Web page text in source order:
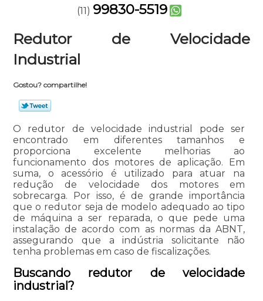
(11) 99830-5519
Redutor de Velocidade
Industrial
Gostou? compartilhe!
O redutor de velocidade industrial pode ser
encontrado em diferentes tamanhos e
proporciona excelente melhorias ao
funcionamento dos motores de aplicação. Em
suma, o acessório é utilizado para atuar na
redução de velocidade dos motores em
sobrecarga. Por isso, é de grande importância
que o redutor seja de modelo adequado ao tipo
de máquina a ser reparada, o que pede uma
instalação de acordo com as normas da ABNT,
assegurando que a indústria solicitante não
tenha problemas em caso de fiscalizações.
Buscando redutor de velocidade
industrial?